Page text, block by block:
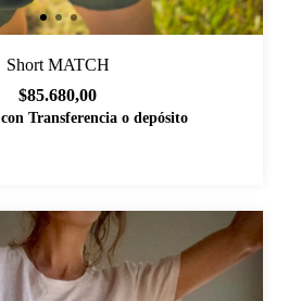
Short MATCH
$85.680,00
con Transferencia o depósito